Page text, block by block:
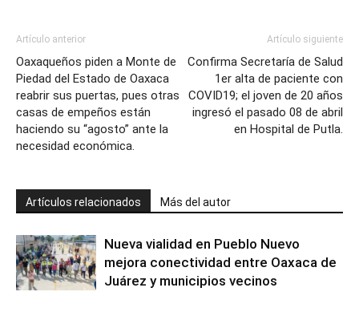
Artículo anterior
Oaxaqueños piden a Monte de
Piedad del Estado de Oaxaca
reabrir sus puertas, pues otras
casas de empeños están
haciendo su “agosto” ante la
necesidad económica.
Artículo siguiente
Confirma Secretaría de Salud
1er alta de paciente con
COVID19; el joven de 20 años
ingresó el pasado 08 de abril
en Hospital de Putla.
Artículos relacionados Más del autor
Nueva vialidad en Pueblo Nuevo
mejora conectividad entre Oaxaca de
Juárez y municipios vecinos